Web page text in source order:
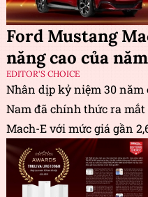
Ford Mustang
năng cao của năm
EDITOR'S CHOICE
Nhân dịp kỷ niệm 30 năm
Nam đã chính thức ra
Mach-E với mức giá gần